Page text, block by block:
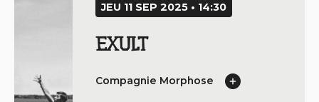
JEU 11 SEP 2025 • 14:30
EXULT
Compagnie Morphose